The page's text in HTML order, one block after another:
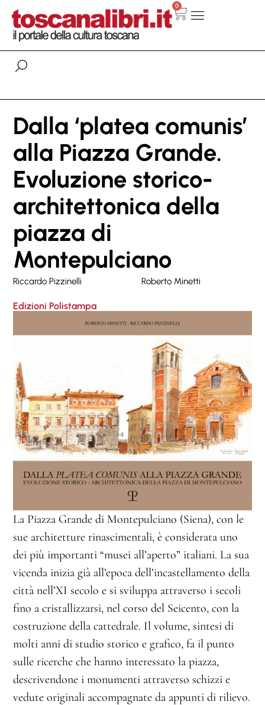
0
Dalla ‘platea comunis’
alla Piazza Grande.
Evoluzione storico-
architettonica della
piazza di
Montepulciano
Riccardo Pizzinelli Roberto Minetti
Edizioni Polistampa
La Piazza Grande di Montepulciano (Siena), con le
sue architetture rinascimentali, è considerata uno
dei più importanti “musei all’aperto” italiani. La sua
vicenda inizia già all’epoca dell’incastellamento della
città nell’XI secolo e si sviluppa attraverso i secoli
fino a cristallizzarsi, nel corso del Seicento, con la
costruzione della cattedrale. Il volume, sintesi di
molti anni di studio storico e grafico, fa il punto
sulle ricerche che hanno interessato la piazza,
descrivendone i monumenti attraverso schizzi e
vedute originali accompagnate da appunti di rilievo.